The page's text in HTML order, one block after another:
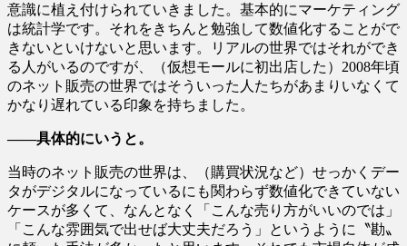
意識に植え付けられていきました。基本的にマーケティング
は統計学です。それをきちんと勉強して数値化することがで
きないといけないと思います。リアルの世界ではそれができ
る人がいるのですが、（仮想モールに初出店した）2008年頃
のネット販売の世界ではそういった人たちがあまりいなくて
かなり遅れている印象を持ちました。
――具体的にいうと。
当時のネット販売の世界は、（購買状況など）せっかくデー
タがデジタルになっているにも関わらず数値化できていない
ケースが多くて、なんとなく「こんな売り方がいいのでは」
「こんな雰囲気で出せば大丈夫だろう」というように〝勘〟